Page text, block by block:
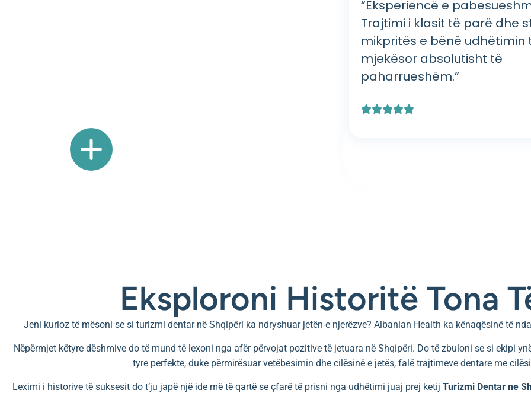
“Eksperiencë e
Trajtimi i klasit të parë dhe
mikpritës e bënë udhëtimin
mjekësor absolutisht të
paharrueshëm.”
Eksploroni Historitë Tona
Jeni kurioz të mësoni se si turizmi dentar në Shqipëri ka ndryshuar jetën e njerëzve? Albanian Health ka kënaqësinë të
Nëpërmjet këtyre dëshmive do të mund të lexoni nga afër përvojat pozitive të jetuara në Shqipëri. Do të zbuloni se si ekipi
tyre perfekte, duke përmirësuar vetëbesimin dhe cilësinë e jetës, falë trajtimeve dentare me
Leximi i historive të suksesit do t’ju japë një ide më të qartë se çfarë të prisni nga udhëtimi juaj prej ketij Turizmi Dentar ne